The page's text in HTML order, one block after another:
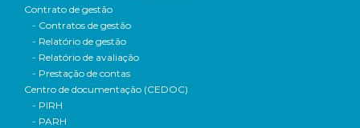
Contrato de gestão
- Contratos de gestão
- Relatório de gestão
- Relatório de avaliação
- Prestação de contas
Centro de documentação (CEDOC)
- PIRH
- PARH